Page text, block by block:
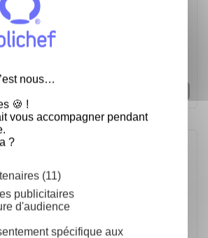
nous…
🍪 !
vous accompagner pendant
?
(11)
publicitaires
d'audience
spécifique aux
- Fusil 25 cm